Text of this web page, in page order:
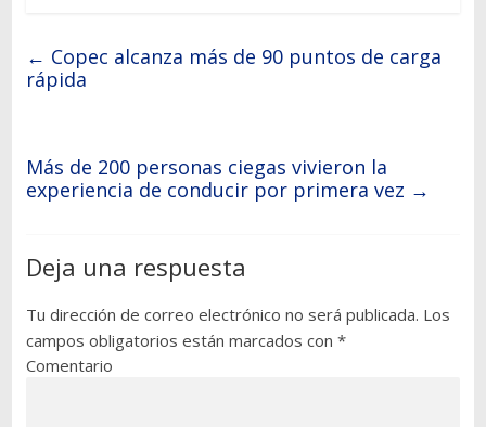
← Copec alcanza más de 90 puntos de carga
rápida
Más de 200 personas ciegas vivieron la
experiencia de conducir por primera vez →
Deja una respuesta
Tu dirección de correo electrónico no será publicada. Los
campos obligatorios están marcados con *
Comentario